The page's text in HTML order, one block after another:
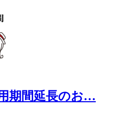
期間延長のお…